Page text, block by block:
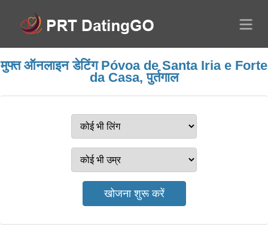
मुफ्त ऑनलाइन डेटिंग Póvoa de Santa Iria e Forte
da Casa, पुर्तगाल